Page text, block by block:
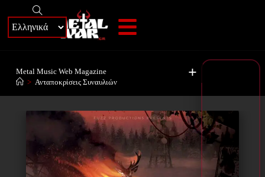
+
Metal Music Web Magazine
> Ανταποκρίσεις Συναυλιών